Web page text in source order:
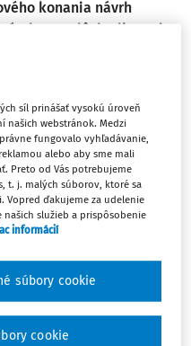
konania návrh
o 13. dôchodku. Pri
23. júla tohto roka.
mzde je riešiť jej
argumentuje
roku. Okrem toho
tzv. štartovacej
ktorí boli najmenej
o
má dosiahnuť 465
sa navrhuje z
mzdy na rok 2021
ktorá nastala v roku
síl prinášať vysokú úroveň
našich webstránok. Medzi
fungovalo vyhľadávanie,
alebo aby sme mali
Preto od Vás potrebujeme
t. j. malých súborov, ktoré sa
Vopred ďakujeme za udelenie
našich služieb a prispôsobenie
informácií
súbory cookie
cookie